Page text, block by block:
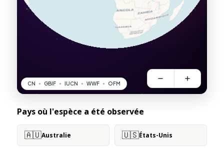
Pays où l'espèce a été observée
🇦🇺Australie 🇺🇸États-Unis